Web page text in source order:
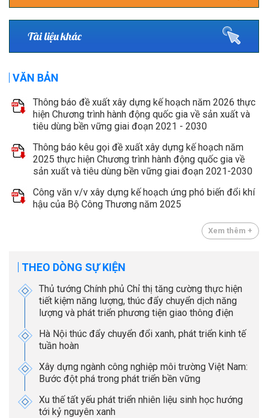
Tài liệu khác
VĂN BẢN
Thông báo đề xuất xây dựng kế hoạch năm 2026 thực
hiện Chương trình hành động quốc gia về sản xuất và
tiêu dùng bền vững giai đoạn 2021 - 2030
Thông báo kêu gọi đề xuất xây dựng kế hoạch năm
2025 thực hiện Chương trình hành động quốc gia về
sản xuất và tiêu dùng bền vững giai đoạn 2021-2030
Công văn v/v xây dựng kế hoạch ứng phó biến đổi khí
hậu của Bộ Công Thương năm 2025
Xem thêm +
THEO DÒNG SỰ KIỆN
Thủ tướng Chính phủ Chỉ thị tăng cường thực hiện
tiết kiệm năng lượng, thúc đẩy chuyển dịch năng
lượng và phát triển phương tiện giao thông điện
Hà Nội thúc đẩy chuyển đổi xanh, phát triển kinh tế
tuần hoàn
Xây dựng ngành công nghiệp môi trường Việt Nam:
Bước đột phá trong phát triển bền vững
Xu thế tất yếu phát triển nhiên liệu sinh học hướng
tới kỷ nguyên xanh